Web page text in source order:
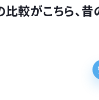
較がこちら、昔